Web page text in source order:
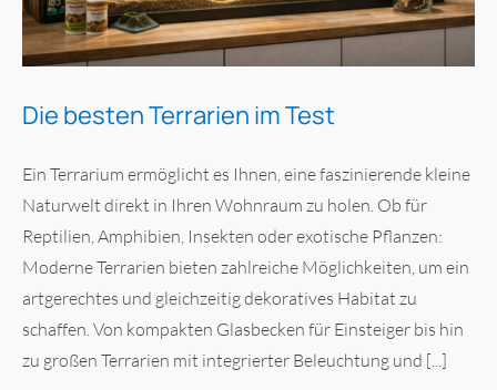
Die besten Terrarien im Test
Ein Terrarium ermöglicht es Ihnen, eine faszinierende kleine
Naturwelt direkt in Ihren Wohnraum zu holen. Ob für
Reptilien, Amphibien, Insekten oder exotische Pflanzen:
Moderne Terrarien bieten zahlreiche Möglichkeiten, um ein
artgerechtes und gleichzeitig dekoratives Habitat zu
schaffen. Von kompakten Glasbecken für Einsteiger bis hin
zu großen Terrarien mit integrierter Beleuchtung und [...]